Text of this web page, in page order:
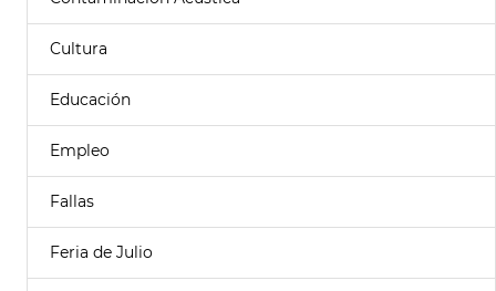
Cultura
Educación
Empleo
Fallas
Feria de Julio